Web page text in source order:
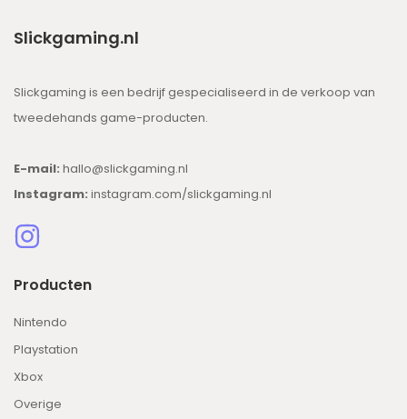
Slickgaming.nl
Slickgaming is een bedrijf gespecialiseerd in de verkoop van
tweedehands game-producten.
E-mail: hallo@slickgaming.nl
Instagram: instagram.com/slickgaming.nl
Producten
Nintendo
Playstation
Xbox
Overige